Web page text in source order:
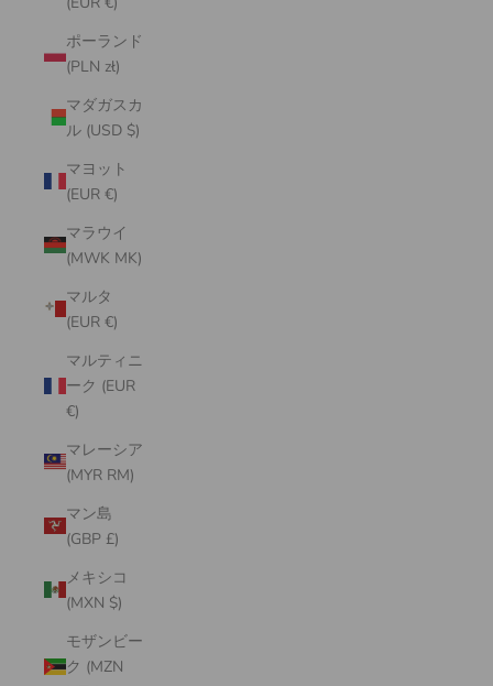
ポーランド
(PLN zł)
マダガスカ
ル (USD $)
マヨット
(EUR €)
マラウイ
(MWK MK)
マルタ
(EUR €)
マルティニ
ーク (EUR
€)
マレーシア
(MYR RM)
マン島
(GBP £)
メキシコ
(MXN $)
モザンビー
ク (MZN